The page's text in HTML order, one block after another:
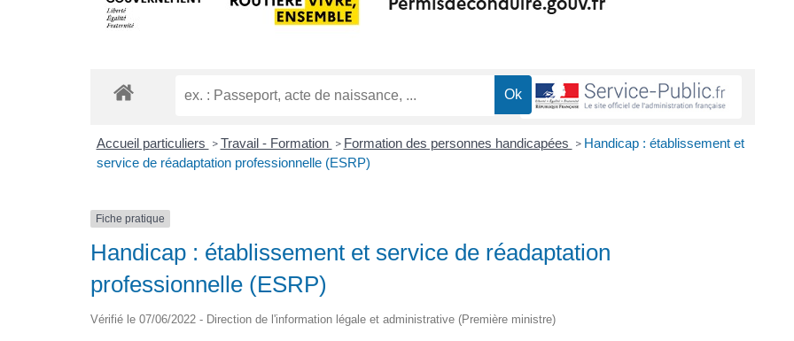
Accueil particuliers > Travail - Formation > Formation des personnes handicapées > Handicap : établissement et
service de réadaptation professionnelle (ESRP)
Fiche pratique
Handicap : établissement et service de réadaptation
professionnelle (ESRP)
Vérifié le 07/06/2022 - Direction de l'information légale et administrative (Première ministre)